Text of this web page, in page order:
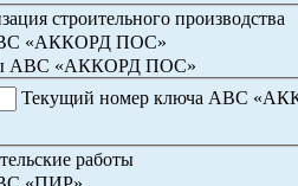
строительного производства
«АККОРД ПОС»
АВС «АККОРД ПОС»
Текущий номер ключа АВС
работы